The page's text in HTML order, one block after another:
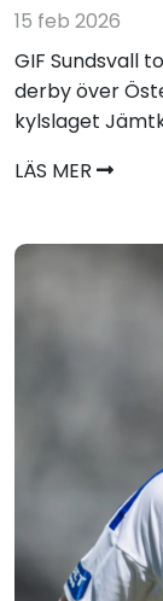
15 feb 2026
GIF Sundsvall
derby över
kylslaget
LÄS MER